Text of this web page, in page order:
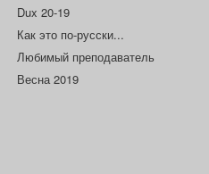
Dux 20-19
Как это по-русски...
Любимый преподаватель
Весна 2019